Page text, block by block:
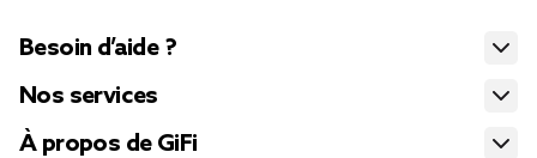
Besoin d’aide ?
Nos services
À propos de GiFi